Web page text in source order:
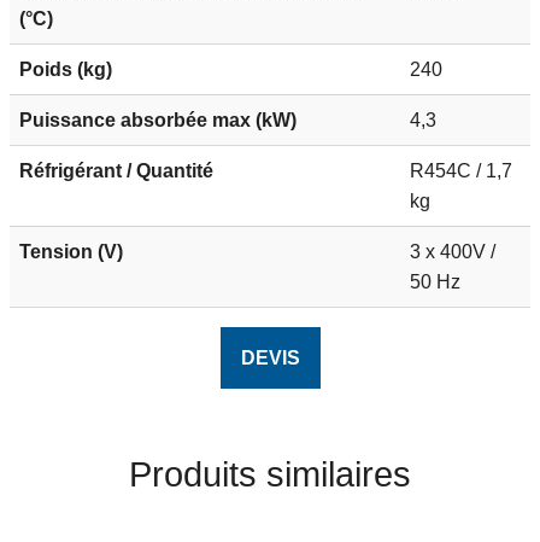
(°C)
Poids (kg) 240
Puissance absorbée max (kW) 4,3
Réfrigérant / Quantité
R454C / 1,7
kg
Tension (V)
3 x 400V /
50 Hz
DEVIS
Produits similaires